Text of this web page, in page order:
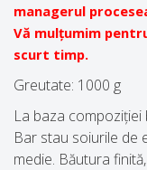
managerul
Vă mulțumim
scurt timp.
Greutate: 1000 g
La baza
Bar stau soiurile de
medie. Băutura